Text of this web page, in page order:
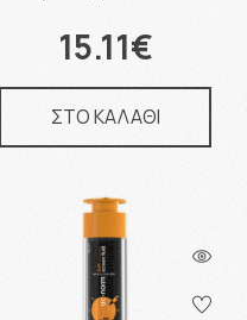
15.11€
ΣΤΟ ΚΑΛΑΘΙ